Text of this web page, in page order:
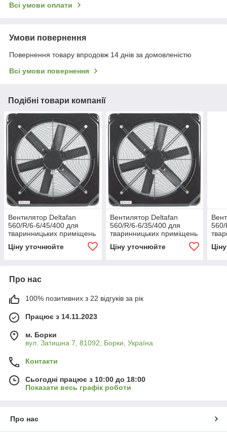
Всі умови оплати
Умови повернення
Повернення товару впродовж 14 днів за домовленістю
Всі умови повернення
Подібні товари компанії
Вентилятор Deltafan
560/R/6-6/45/400 для
тваринницьких приміщень
Ціну уточнюйте
Вентилятор Deltafan
560/R/6-6/35/400 для
тваринницьких приміщень
Ціну уточнюйте
Про нас
100% позитивних з 22 відгуків за рік
Працює з 14.11.2023
м. Борки
вул. Затишна 7, 81092, Борки, Україна
Контакти
Сьогодні працює з 10:00 до 18:00
Показати весь графік роботи
Про нас